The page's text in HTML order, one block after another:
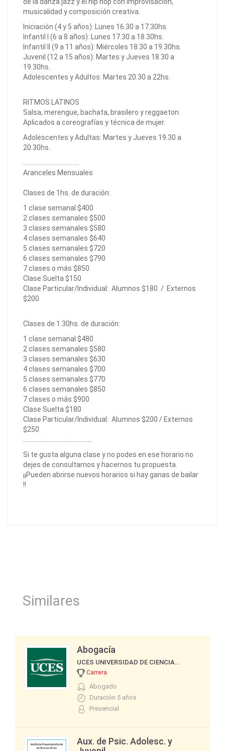
musicalidad y composición creativa.
Iniciación (4 y 5 años): Lunes 16.30 a 17.30hs.
Infantil I (6 a 8 años): Lunes 17.30 a 18.30hs.
Infantil II (9 a 11 años): Miércoles 18.30 a 19.30hs.
Juvenil (12 a 15 años): Martes y Jueves 18.30 a
19.30hs.
Adolescentes y Adultos: Martes 20.30 a 22hs.
RITMOS LATINOS
Salsa, merengue, bachata, brasilero y reggaeton.
Aplicados a coreografías y técnica de mujer.
Adolescentes y Adultas: Martes y Jueves 19.30 a
20.30hs.
Aranceles Mensuales
Clases de 1hs. de duración:
1 clase semanal $400
2 clases semanales $500
3 clases semanales $580
4 clases semanales $640
5 clases semanales $720
6 clases semanales $790
7 clases o más $850
Clase Suelta $150
Clase Particular/Individual: Alumnos $180 / Externos
$200
Clases de 1.30hs. de duración:
1 clase semanal $480
2 clases semanales $580
3 clases semanales $630
4 clases semanales $700
5 clases semanales $770
6 clases semanales $850
7 clases o más $900
Clase Suelta $180
Clase Particular/Individual: Alumnos $200 / Externos
$250
Si te gusta alguna clase y no podes en ese horario no
dejes de consultarnos y hacernos tu propuesta.
¡¡Pueden abrirse nuevos horarios si hay ganas de bailar
!!
Similares
Abogacía
UCES UNIVERSIDAD DE CIENCIAS EMPRESARIALES Y SOCIALES
Carrera
Abogado
Duración 5 años
Presencial
Aux. de Psic. Adolesc. y